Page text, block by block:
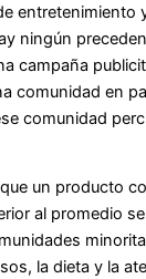
entretenimiento
ningún
campaña
comunidad en
comunidad
un producto
al promedio
la dieta y la